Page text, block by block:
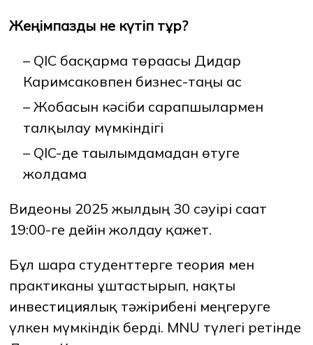
Жеңімпазды не күтіп тұр?
– QIC басқарма төрағасы Дидар
Каримсаковпен бизнес-таңғы ас
– Жобасын кәсіби сарапшылармен
талқылау мүмкіндігі
– QIC-де тағылымдамадан өтуге
жолдама
Видеоны 2025 жылдың 30 сәуірі сағат
19:00-ге дейін жолдау қажет.
Бұл шара студенттерге теория мен
практиканы ұштастырып, нақты
инвестициялық тәжірибені меңгеруге
үлкен мүмкіндік берді. MNU түлегі ретінде